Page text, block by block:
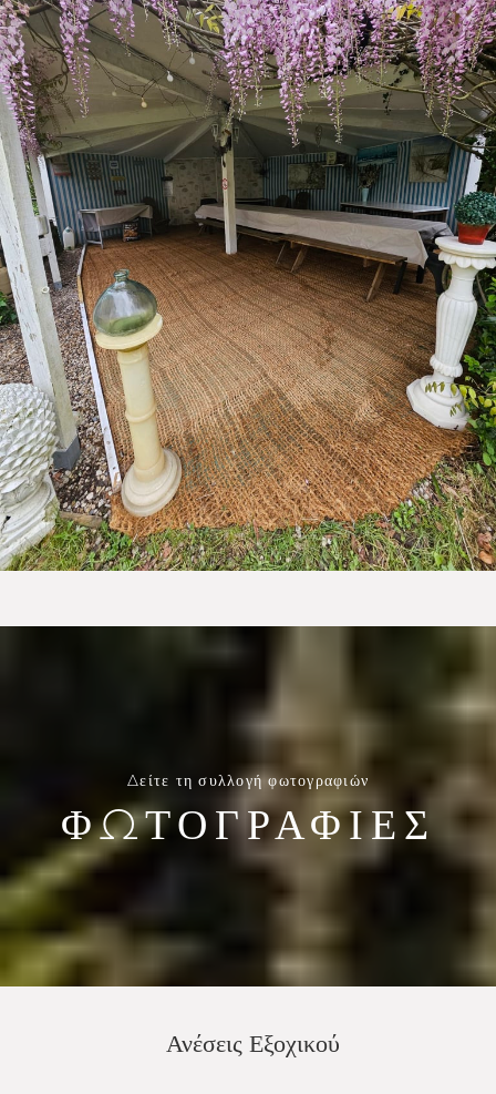
Δείτε τη συλλογή φωτογραφιών
ΦΩΤΟΓΡΑΦΙΕΣ
Ανέσεις Εξοχικού